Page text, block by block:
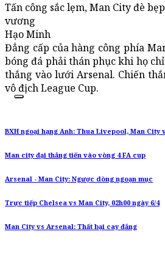
Tấn công sắc lẹm, Man City đè
vương
Hạo Minh
Đẳng cấp của hàng công phía
bóng đá phải thán phục khi họ
thắng vào lưới Arsenal. Chiến
vô địch League Cup.
BXH ngoại hạng Anh: Thua Livepool, Man City
Man city đại thắng tiến vào vòng 4 FA cup
Arsenal - Man City: Ngược dòng ngoạn mục
Trực tiếp Chelsea vs Man City, 02h00 ngày 6/4
Man City vs Arsenal: Thất bại cay đắng